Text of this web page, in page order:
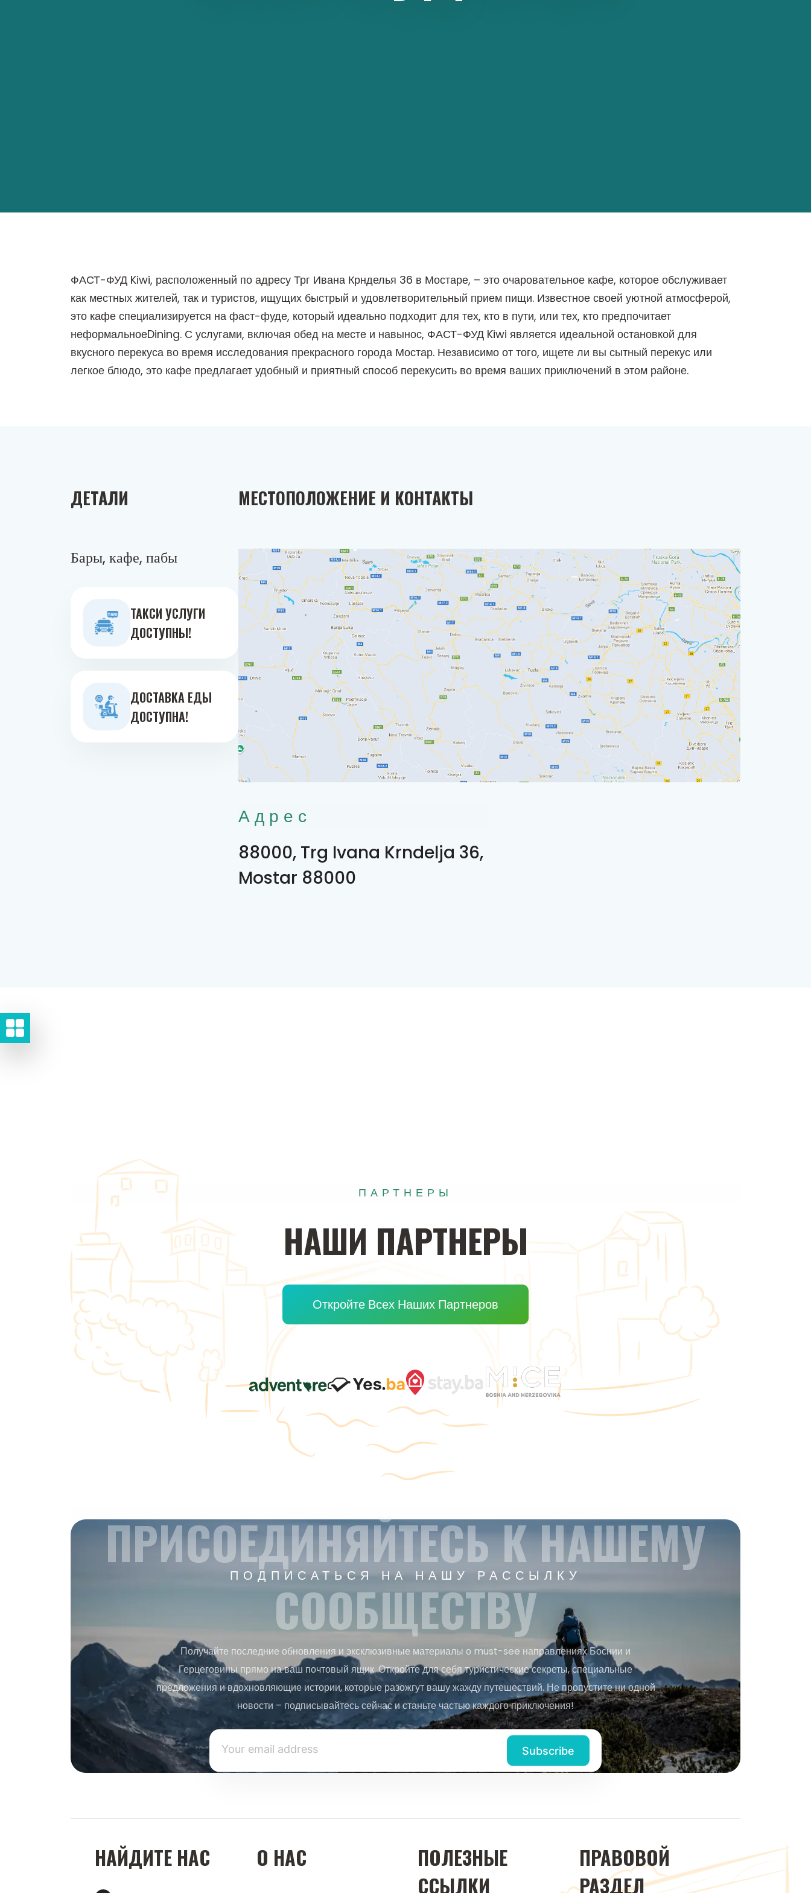
ФАСТ-ФУД Kiwi, расположенный по адресу Трг Ивана Крнделья 36 в Мостаре, – это очаровательное кафе, которое обслуживает
как местных жителей, так и туристов, ищущих быстрый и удовлетворительный прием пищи. Известное своей уютной атмосферой,
это кафе специализируется на фаст-фуде, который идеально подходит для тех, кто в пути, или тех, кто предпочитает
неформальноеDining. С услугами, включая обед на месте и навынос, ФАСТ-ФУД Kiwi является идеальной остановкой для
вкусного перекуса во время исследования прекрасного города Мостар. Независимо от того, ищете ли вы сытный перекус или
легкое блюдо, это кафе предлагает удобный и приятный способ перекусить во время ваших приключений в этом районе.
ДЕТАЛИ
Бары, кафе, пабы
ТАКСИ УСЛУГИ
ДОСТУПНЫ!
ДОСТАВКА ЕДЫ
ДОСТУПНА!
МЕСТОПОЛОЖЕНИЕ И КОНТАКТЫ
Адрес
88000, Trg Ivana Krndelja 36,
Mostar 88000
ПАРТНЕРЫ
НАШИ ПАРТНЕРЫ
Откройте Всех Наших Партнеров
ПОДПИСАТЬСЯ НА НАШУ РАССЫЛКУ
ПРИСОЕДИНЯЙТЕСЬ К НАШЕМУ
СООБЩЕСТВУ
Получайте последние обновления и эксклюзивные материалы о must-see направлениях Боснии и
Герцеговины прямо на ваш почтовый ящик. Откройте для себя туристические секреты, специальные
предложения и вдохновляющие истории, которые разожгут вашу жажду путешествий. Не пропустите ни одной
новости – подписывайтесь сейчас и станьте частью каждого приключения!
НАЙДИТЕ НАС О НАС
ПОЛЕЗНЫЕ
ССЫЛКИ
ПРАВОВОЙ
РАЗДЕЛ